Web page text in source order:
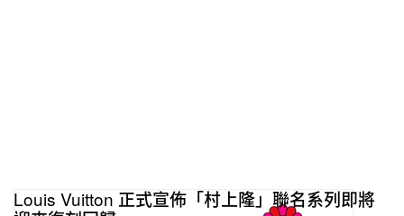
Louis Vuitton 正式宣佈「村上隆」聯名系列即將